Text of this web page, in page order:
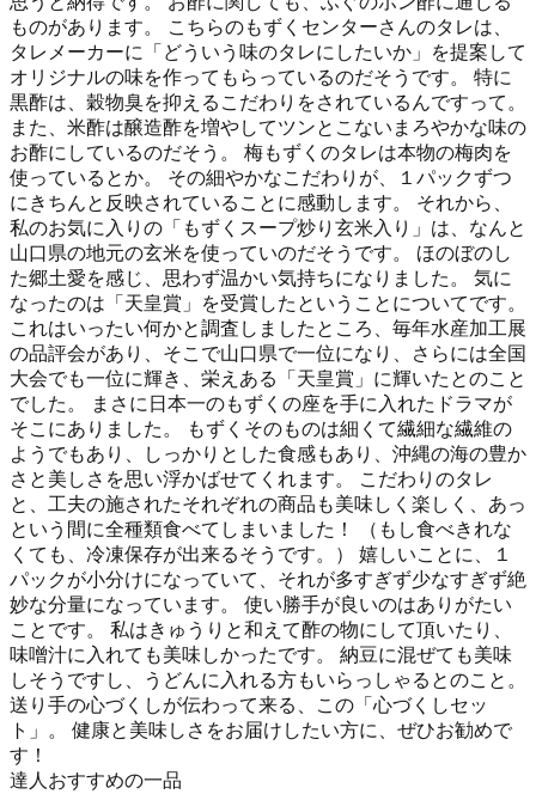
ものがあります。 こちらのもずくセンターさんのタレは、
タレメーカーに「どういう味のタレにしたいか」を提案して
オリジナルの味を作ってもらっているのだそうです。 特に
黒酢は、穀物臭を抑えるこだわりをされているんですって。
また、米酢は醸造酢を増やしてツンとこないまろやかな味の
お酢にしているのだそう。 梅もずくのタレは本物の梅肉を
使っているとか。 その細やかなこだわりが、１パックずつ
にきちんと反映されていることに感動します。 それから、
私のお気に入りの「もずくスープ炒り玄米入り」は、なんと
山口県の地元の玄米を使っていのだそうです。 ほのぼのし
た郷土愛を感じ、思わず温かい気持ちになりました。 気に
なったのは「天皇賞」を受賞したということについてです。
これはいったい何かと調査しましたところ、毎年水産加工展
の品評会があり、そこで山口県で一位になり、さらには全国
大会でも一位に輝き、栄えある「天皇賞」に輝いたとのこと
でした。 まさに日本一のもずくの座を手に入れたドラマが
そこにありました。 もずくそのものは細くて繊細な繊維の
ようでもあり、しっかりとした食感もあり、沖縄の海の豊か
さと美しさを思い浮かばせてくれます。 こだわりのタレ
と、工夫の施されたそれぞれの商品も美味しく楽しく、あっ
という間に全種類食べてしまいました！ （もし食べきれな
くても、冷凍保存が出来るそうです。） 嬉しいことに、１
パックが小分けになっていて、それが多すぎず少なすぎず絶
妙な分量になっています。 使い勝手が良いのはありがたい
ことです。 私はきゅうりと和えて酢の物にして頂いたり、
味噌汁に入れても美味しかったです。 納豆に混ぜても美味
しそうですし、うどんに入れる方もいらっしゃるとのこと。
送り手の心づくしが伝わって来る、この「心づくしセッ
ト」。 健康と美味しさをお届けしたい方に、ぜひお勧めで
す！
達人おすすめの一品